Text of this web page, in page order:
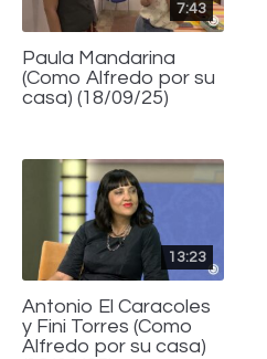
7:43
Paula Mandarina
(Como Alfredo por su
casa) (18/09/25)
13:23
Antonio El Caracoles
y Fini Torres (Como
Alfredo por su casa)